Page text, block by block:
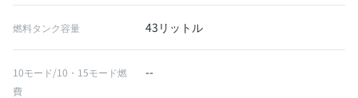
燃料タンク容量 43リットル
10モード/10・15モード燃
費
--